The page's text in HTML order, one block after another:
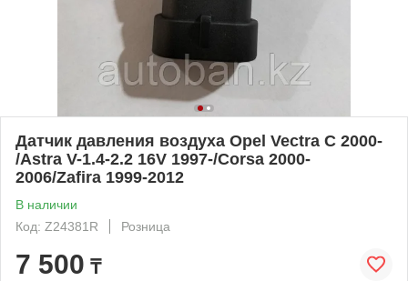
Датчик давления воздуха Opel Vectra C 2000-
/Astra V-1.4-2.2 16V 1997-/Corsa 2000-
2006/Zafira 1999-2012
В наличии
Код: Z24381R
Розница
7 500 ₸